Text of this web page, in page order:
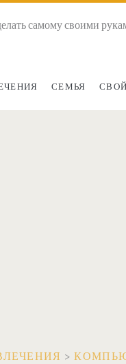
самому своими
СЕМЬЯ
>